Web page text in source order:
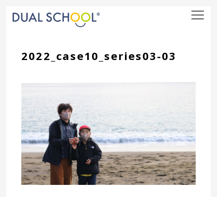
nav
2022_case10_series03-03